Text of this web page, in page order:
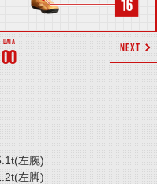
00 NEXT
左腕)
左脚)